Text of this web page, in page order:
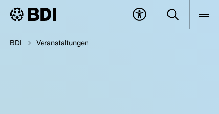
BDI Veranstaltungen